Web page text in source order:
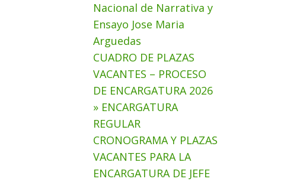
Nacional de Narrativa y
Ensayo Jose Maria
Arguedas
CUADRO DE PLAZAS
VACANTES – PROCESO
DE ENCARGATURA 2026
» ENCARGATURA
REGULAR
CRONOGRAMA Y PLAZAS
VACANTES PARA LA
ENCARGATURA DE JEFE